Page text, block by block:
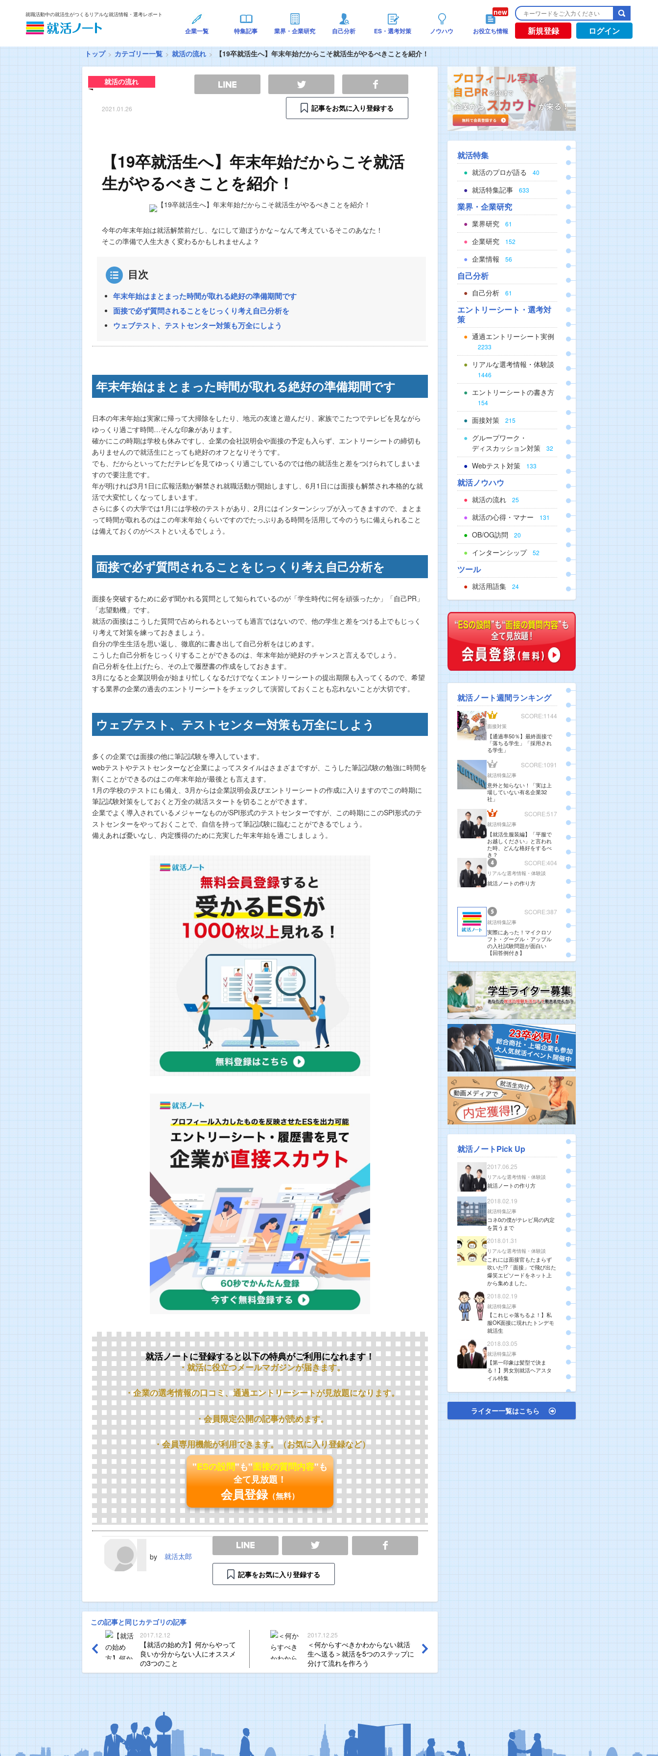
就職活動中の就活生がつくるリアルな就活情報・選考レポート
企業一覧 特集記事 業界・企業研究 自己分析 ES・選考対策 ノウハウ お役立ち情報 新規登録 ログイン
トップ カテゴリー一覧 就活の流れ 【19卒就活生へ】年末年始だからこそ就活生がやるべきことを紹介！
就活の流れ
2021.01.26 記事をお気に入り登録する
【19卒就活生へ】年末年始だからこそ就活
生がやるべきことを紹介！
今年の年末年始は就活解禁前だし、なにして遊ぼうかな～なんて考えているそこのあなた！
そこの準備で人生大きく変わるかもしれませんよ？
目次
年末年始はまとまった時間が取れる絶好の準備期間です
面接で必ず質問されることをじっくり考え自己分析を
ウェブテスト、テストセンター対策も万全にしよう
年末年始はまとまった時間が取れる絶好の準備期間です
日本の年末年始は実家に帰って大掃除をしたり、地元の友達と遊んだり、家族でこたつでテレビを見ながら
ゆっくり過ごす時間…そんな印象があります。
確かにこの時期は学校も休みですし、企業の会社説明会や面接の予定も入らず、エントリーシートの締切も
ありませんので就活生にとっても絶好のオフとなりそうです。
でも、だからといってただテレビを見てゆっくり過ごしているのでは他の就活生と差をつけられてしまいま
すので要注意です。
年が明ければ3月1日に広報活動が解禁され就職活動が開始しますし、6月1日には面接も解禁され本格的な就
活で大変忙しくなってしまいます。
さらに多くの大学では1月には学校のテストがあり、2月にはインターンシップが入ってきますので、まとま
って時間が取れるのはこの年末年始くらいですのでたっぷりある時間を活用して今のうちに備えられること
は備えておくのがベストといえるでしょう。
面接で必ず質問されることをじっくり考え自己分析を
面接を突破するために必ず聞かれる質問として知られているのが「学生時代に何を頑張ったか」「自己PR」
「志望動機」です。
就活の面接はこうした質問で占められるといっても過言ではないので、他の学生と差をつける上でもじっく
り考えて対策を練っておきましょう。
自分の学生生活を思い返し、徹底的に書き出して自己分析をはじめます。
こうした自己分析をじっくりすることができるのは、年末年始が絶好のチャンスと言えるでしょう。
自己分析を仕上げたら、その上で履歴書の作成をしておきます。
3月になると企業説明会が始まり忙しくなるだけでなくエントリーシートの提出期限も入ってくるので、希望
する業界の企業の過去のエントリーシートをチェックして演習しておくことも忘れないことが大切です。
ウェブテスト、テストセンター対策も万全にしよう
多くの企業では面接の他に筆記試験を導入しています。
webテストやテストセンターなど企業によってスタイルはさまざまですが、こうした筆記試験の勉強に時間を
割くことができるのはこの年末年始が最後とも言えます。
1月の学校のテストにも備え、3月からは企業説明会及びエントリーシートの作成に入りますのでこの時期に
筆記試験対策をしておくと万全の就活スタートを切ることができます。
企業でよく導入されているメジャーなものがSPI形式のテストセンターですが、この時期にこのSPI形式のテ
ストセンターをやっておくことで、自信を持って筆記試験に臨むことができるでしょう。
備えあれば憂いなし、内定獲得のために充実した年末年始を過ごしましょう。
就活ノートに登録すると以下の特典がご利用になれます！
・就活に役立つメールマガジンが届きます。
・企業の選考情報の口コミ、通過エントリーシートが見放題になります。
・会員限定公開の記事が読めます。
・会員専用機能が利用できます。（お気に入り登録など）
"ESの設問"も"面接の質問内容"も
全て見放題！
会員登録（無料）
by 就活太郎
LINE SHARE
記事をお気に入り登録する
この記事と同じカテゴリの記事
2017.12.12
【就活の始め方】何からやって
良いか分からない人にオススメ
の3つのこと
2017.12.25
＜何からすべきかわからない就活
生へ送る＞就活を5つのステップに
分けて流れを作ろう
就活特集
就活のプロが語る 40
就活特集記事 633
業界・企業研究
業界研究 61
企業研究 152
企業情報 56
自己分析
自己分析 61
エントリーシート・選考対
策
通過エントリーシート実例
2233
リアルな選考情報・体験談
1446
エントリーシートの書き方
154
面接対策 215
グループワーク・
ディスカッション対策
32
Webテスト対策 133
就活ノウハウ
就活の流れ 25
就活の心得・マナー 131
OB/OG訪問 20
インターンシップ 52
ツール
就活用語集 24
就活ノート週間ランキング
SCORE:1144
面接対策
【通過率50％】最終面接で
「落ちる学生」「採用され
る学生」
SCORE:1091
就活特集記事
意外と知らない！「実は上
場していない有名企業32
社」
SCORE:517
就活特集記事
【就活生服装編】「平服で
お越しください」と言われ
た時、どんな格好をするべ
き？
SCORE:404
リアルな選考情報・体験談
就活ノートの作り方
SCORE:387
就活特集記事
実際にあった！マイクロソ
フト・グーグル・アップル
の入社試験問題が面白い
【回答例付き】
就活ノートPick Up
2017.06.25
リアルな選考情報・体験談
就活ノートの作り方
2018.02.19
就活特集記事
コネ0の僕がテレビ局の内定
を貰うまで
2018.01.31
リアルな選考情報・体験談
これには面接官もたまらず
吹いた!?「面接」で飛び出た
爆笑エピソードをネット上
から集めました。
2018.02.19
就活特集記事
【これじゃ落ちるよ！】私
服OK面接に現れたトンデモ
就活生
2018.03.05
就活特集記事
【第一印象は髪型で決ま
る！】男女別就活ヘアスタ
イル特集
ライター一覧はこちら